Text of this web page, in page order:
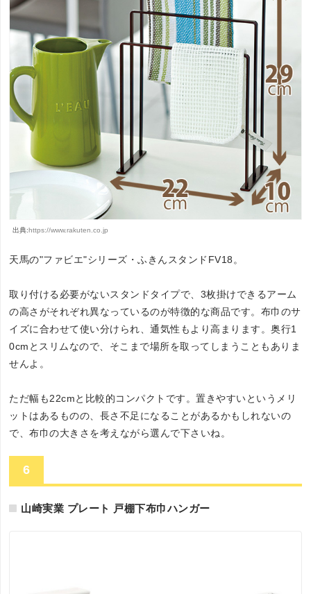
出典: https://www.rakuten.co.jp
天馬の"ファビエ"シリーズ・ふきんスタンドFV18。
取り付ける必要がないスタンドタイプで、3枚掛けできるアーム
の高さがそれぞれ異なっているのが特徴的な商品です。布巾のサ
イズに合わせて使い分けられ、通気性もより高まります。奥行1
0cmとスリムなので、そこまで場所を取ってしまうこともありま
せんよ。
ただ幅も22cmと比較的コンパクトです。置きやすいというメリ
ットはあるものの、長さ不足になることがあるかもしれないの
で、布巾の大きさを考えながら選んで下さいね。
6
山崎実業 プレート 戸棚下布巾ハンガー